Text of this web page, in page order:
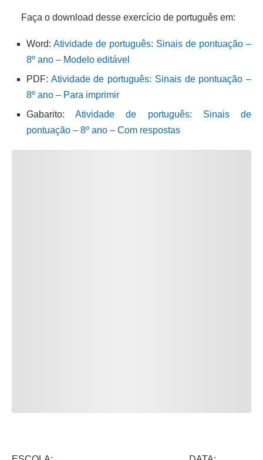
Faça o download desse exercício de português em:
Word: Atividade de português: Sinais de pontuação –
8º ano – Modelo editável
PDF: Atividade de português: Sinais de pontuação –
8º ano – Para imprimir
Gabarito:Atividade de português: Sinais de
pontuação – 8º ano – Com respostas